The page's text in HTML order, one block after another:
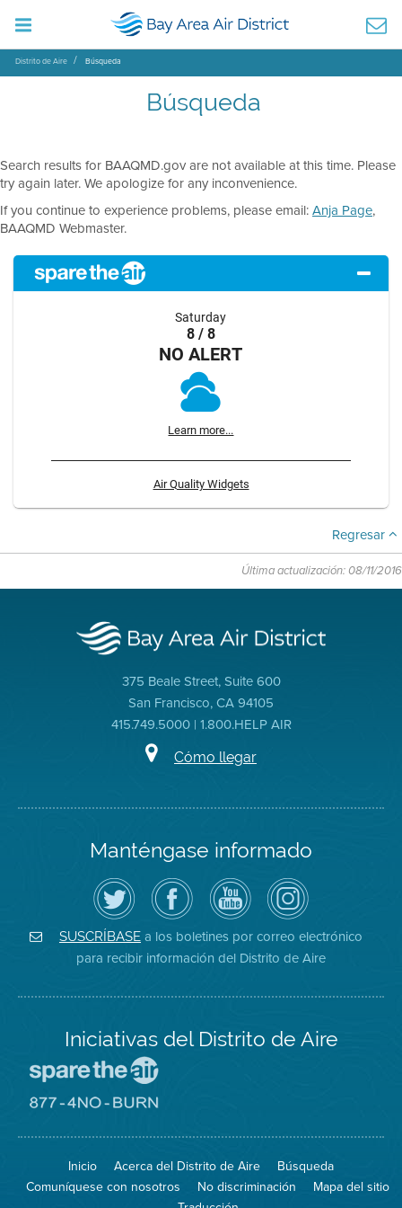
Distrito de Aire Búsqueda
Búsqueda
Search results for BAAQMD.gov are not available at this time. Please
try again later. We apologize for any inconvenience.
If you continue to experience problems, please email:Anja Page,
BAAQMD Webmaster.
Saturday
8 / 8
NO ALERT
Learn more...
Air Quality Widgets
Regresar
Última actualización: 08/11/2016
375 Beale Street, Suite 600
San Francisco, CA 94105
415.749.5000 | 1.800.HELP AIR
Cómo llegar
Manténgase informado
Siga
el
Distrito
de
Aire
en
Twitter
Visite
la
página
de
Facebook
del
Distrito
Canal
de
YouTube
del
Distrito
de
Aire
Air
District
on
Instagram
SUSCRÍBASE a los boletines por correo electrónico
para recibir información del Distrito de Aire
Iniciativas del Distrito de Aire
Spare
Air
el
aire)
sitio
8774
Burn
Inicio Acerca del Distrito de Aire
Búsqueda
Comuníquese con nosotros
No discriminación
Mapa del sitio